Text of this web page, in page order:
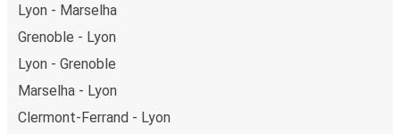
Lyon - Marselha
Grenoble - Lyon
Lyon - Grenoble
Marselha - Lyon
Clermont-Ferrand - Lyon